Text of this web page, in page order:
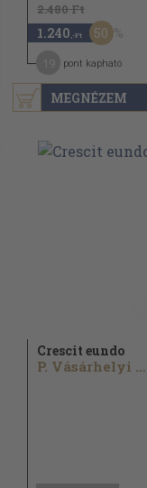
MEGNÉZEM
2.480 Ft
1.240 ,-Ft 50
pont kapható
Crescit eundo
P. Vásárhelyi Judit...